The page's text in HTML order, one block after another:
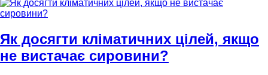
Як досягти кліматичних цілей, якщо
не вистачає сировини?